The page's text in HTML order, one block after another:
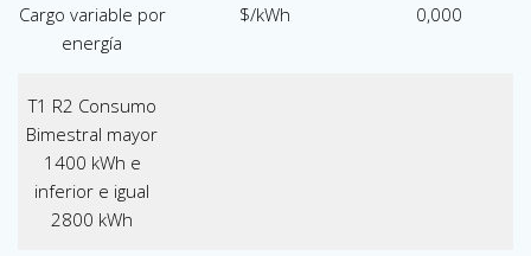
Cargo variable por
energía
$/kWh 0,000
T1 R2 Consumo
Bimestral mayor
1400 kWh e
inferior e igual
2800 kWh